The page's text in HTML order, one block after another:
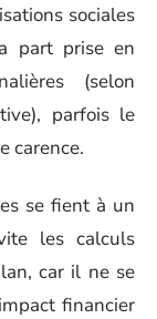
sociales
part prise en
(selon
parfois le
carence.
se fient à un
les calculs
car il ne se
financier